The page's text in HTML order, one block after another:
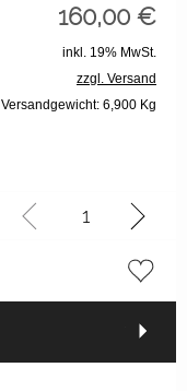
160,00 €
inkl. 19% MwSt.
zzgl. Versand
Versandgewicht: 6,900 Kg